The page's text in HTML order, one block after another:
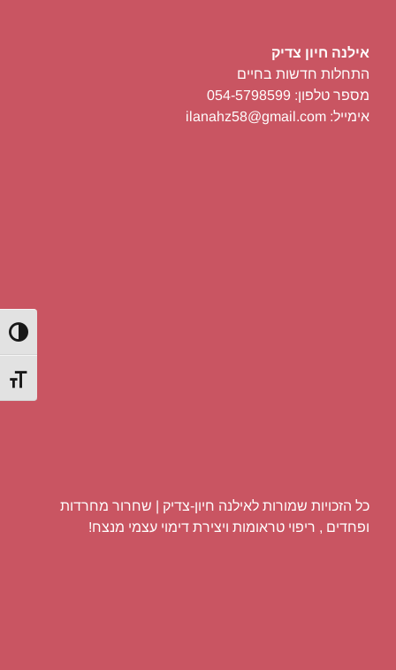
מתג
אילנה חיון צדיק
התחלות חדשות בחיים
מספר טלפון: 054-5798599
אימייל: ilanahz58@gmail.com
כל הזכויות שמורות לאילנה חיון-צדיק | שחרור מחרדות
ופחדים , ריפוי טראומות ויצירת דימוי עצמי מנצח!